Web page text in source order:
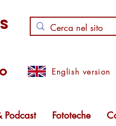
English version
Podcast Fototeche